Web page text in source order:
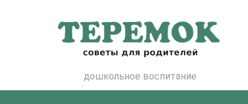
дошкольное воспитание